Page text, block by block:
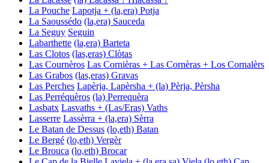
La Pouche Lapotja + (la,era) Potja
La Saoussédo (la,era) Sauceda
La Seguy Seguin
Labarthette (la,era) Barteta
Las Clotos (las,eras) Clòtas
Las Cournèros Las Cornièras + Las Cornèras + Los Cornalèrs
Las Grabos (las,eras) Gravas
Las Perches Lapèrja, Lapèrsha + (la) Pèrja, Pèrsha
Las Perréquèros (la) Perrequèra
Lasbatx Lasvaths + (Las/Eras) Vaths
Lasserre Lassèrra + (la,era) Sèrra
Le Batan de Dessus (lo,eth) Batan
Le Bergé (lo,eth) Vergèr
Le Brouca (lo,eth) Brocar